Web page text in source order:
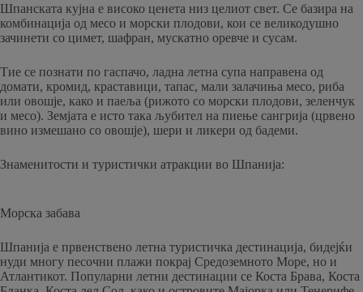
Шпанската кујна е високо ценета низ целиот свет. Се базира на
комбинација од месо и морски плодови, кои се великодушно
зачинети со цимет, шафран, мускатно оревче и сусам.
Тие се познати по гаспачо, ладна летна супа направена од
домати, кромид, краставици, тапас, мали залачиња месо, риба
или овошје, како и паеља (рижото со морски плодови, зеленчук
и месо). Земјата е исто така љубител на пиење сангрија (црвено
вино измешано со овошје), шери и ликери од бадеми.
Знаменитости и туристички атракции во Шпанија:
Морска забава
Шпанија е првенствено летна туристичка дестинација, бидејќи
нуди многу песочни плажи покрај Средоземното Море, но и
Атлантикот. Популарни летни дестинации се Коста Брава, Коста